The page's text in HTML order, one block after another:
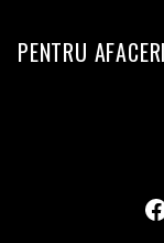
PENTRU AFACERI